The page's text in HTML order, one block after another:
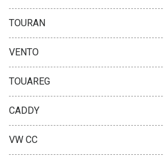
TOURAN
VENTO
TOUAREG
CADDY
VW CC